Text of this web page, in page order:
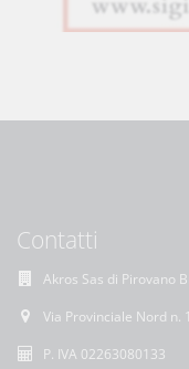
Contatti
Akros Sas di Pirovano
Via Provinciale Nord n.
P. IVA 02263080133